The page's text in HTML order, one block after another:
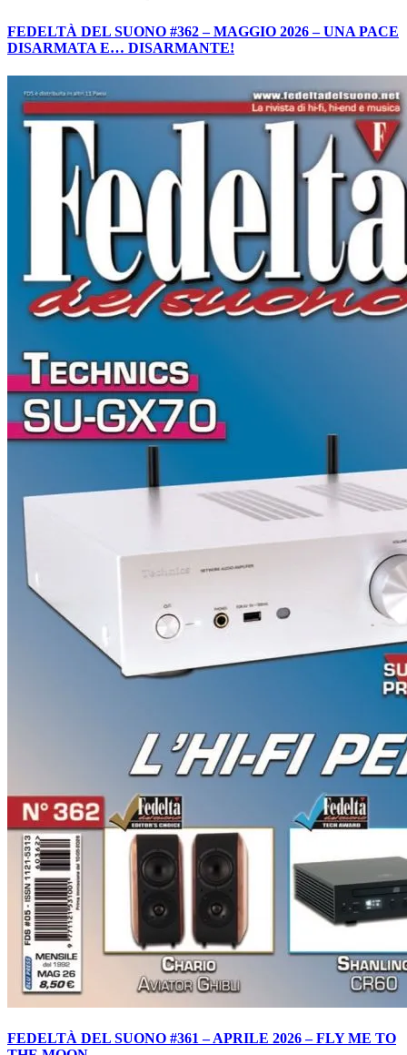
FEDELTÀ DEL SUONO #362 – MAGGIO 2026 – UNA PACE
DISARMATA E… DISARMANTE!
FEDELTÀ DEL SUONO #361 – APRILE 2026 – FLY ME TO